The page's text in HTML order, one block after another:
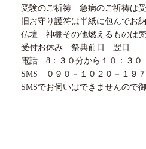
受験のご祈祷 急病のご祈祷は
旧お守り護符は半紙に包んでお
仏壇 神棚その他燃えるものは
受付お休み 祭典前日 翌日
電話 8： ３０ 分から１０：３０
SMS ０９０－１０２０－１９
SMSでお伺いはできませんので